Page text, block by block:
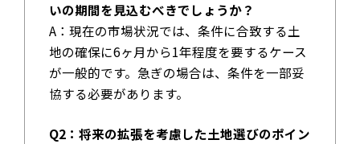
いの期間を見込むべきでしょうか？
A：現在の市場状況では、条件に合致する土
地の確保に6ヶ月から1年程度を要するケース
が一般的です。急ぎの場合は、条件を一部妥
協する必要があります。
Q2：将来の拡張を考慮した土地選びのポイン